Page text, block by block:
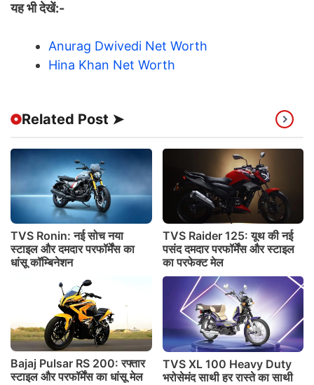
यह भी देखें:-
Anurag Dwivedi Net Worth
Hina Khan Net Worth
Related Post ➤
TVS Ronin: नई सोच नया
स्टाइल और दमदार परफॉर्मेंस का
धांसू कॉम्बिनेशन
TVS Raider 125: यूथ की नई
पसंद दमदार परफॉर्मेंस और स्टाइल
का परफेक्ट मेल
Bajaj Pulsar RS 200: रफ्तार
स्टाइल और परफॉर्मेंस का धांसू मेल
TVS XL 100 Heavy Duty
भरोसेमंद साथी हर रास्ते का साथी